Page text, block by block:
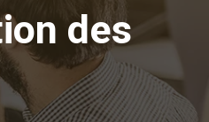
des